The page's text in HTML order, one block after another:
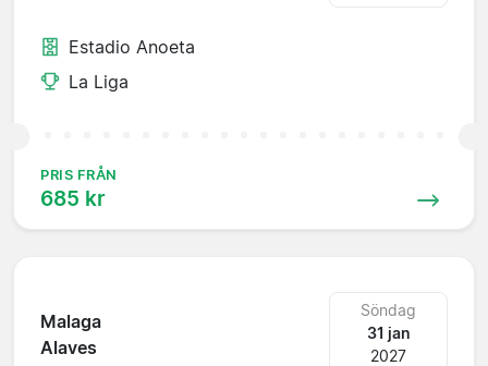
Estadio Anoeta
La Liga
PRIS FRÅN
685 kr
Malaga
Alaves
Söndag
31 jan
2027